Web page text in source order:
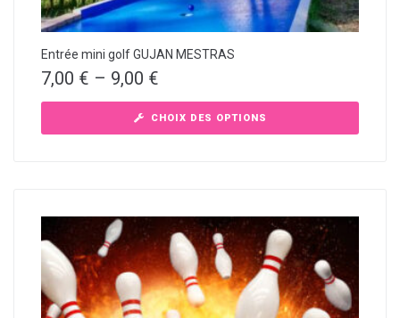
Entrée mini golf GUJAN MESTRAS
7,00 € – 9,00 €
CHOIX DES OPTIONS